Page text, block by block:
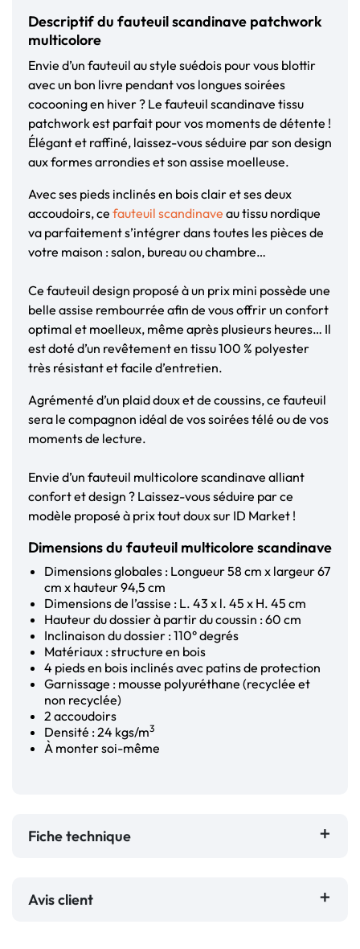
Descriptif du fauteuil scandinave patchwork
multicolore
Envie d’un fauteuil au style suédois pour vous blottir
avec un bon livre pendant vos longues soirées
cocooning en hiver ? Le fauteuil scandinave tissu
patchwork est parfait pour vos moments de détente !
Élégant et raffiné, laissez-vous séduire par son design
aux formes arrondies et son assise moelleuse.
Avec ses pieds inclinés en bois clair et ses deux
accoudoirs, ce fauteuil scandinave au tissu nordique
va parfaitement s’intégrer dans toutes les pièces de
votre maison : salon, bureau ou chambre…
Ce fauteuil design proposé à un prix mini possède une
belle assise rembourrée afin de vous offrir un confort
optimal et moelleux, même après plusieurs heures… Il
est doté d’un revêtement en tissu 100 % polyester
très résistant et facile d’entretien.
Agrémenté d’un plaid doux et de coussins, ce fauteuil
sera le compagnon idéal de vos soirées télé ou de vos
moments de lecture.
Envie d’un fauteuil multicolore scandinave alliant
confort et design ? Laissez-vous séduire par ce
modèle proposé à prix tout doux sur ID Market !
Dimensions du fauteuil multicolore scandinave
Dimensions globales : Longueur 58 cm x largeur 67
cm x hauteur 94,5 cm
Dimensions de l’assise : L. 43 x l. 45 x H. 45 cm
Hauteur du dossier à partir du coussin : 60 cm
Inclinaison du dossier : 110° degrés
Matériaux : structure en bois
4 pieds en bois inclinés avec patins de protection
Garnissage : mousse polyuréthane (recyclée et
non recyclée)
2 accoudoirs
Densité : 24 kgs/m3
À monter soi-même
Fiche technique
Avis client